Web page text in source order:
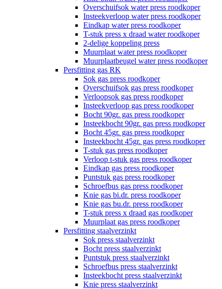
Overschuifsok water press roodkoper
Insteekverloop water press roodkoper
Eindkap water press roodkoper
T-stuk press x draad water roodkoper
2-delige koppeling press
Muurplaat water press roodkoper
Muurplaatbeugel water press roodkoper
Persfitting gas RK
Sok gas press roodkoper
Overschuifsok gas press roodkoper
Verloopsok gas press roodkoper
Insteekverloop gas press roodkoper
Bocht 90gr. gas press roodkoper
Insteekbocht 90gr. gas press roodkoper
Bocht 45gr. gas press roodkoper
Insteekbocht 45gr. gas press roodkoper
T-stuk gas press roodkoper
Verloop t-stuk gas press roodkoper
Eindkap gas press roodkoper
Puntstuk gas press roodkoper
Schroefbus gas press roodkoper
Knie gas bi.dr. press roodkoper
Knie gas bu.dr. press roodkoper
T-stuk press x draad gas roodkoper
Muurplaat gas press roodkoper
Persfitting staalverzinkt
Sok press staalverzinkt
Bocht press staalverzinkt
Puntstuk press staalverzinkt
Schroefbus press staalverzinkt
Insteekbocht press staalverzinkt
Knie press staalverzinkt